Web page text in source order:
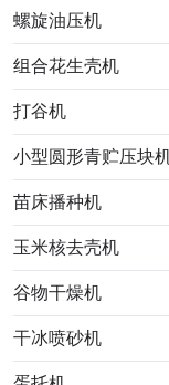
螺旋油压机
组合花生壳机
打谷机
小型圆形青贮压块
苗床播种机
玉米核去壳机
谷物干燥机
干冰喷砂机